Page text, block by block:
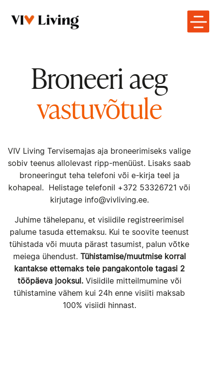
Broneeri aeg
vastuvõtule
VIV Living Tervisemajas aja broneerimiseks valige
sobiv teenus allolevast ripp-menüüst. Lisaks saab
broneeringut teha telefoni või e-kirja teel ja
kohapeal. Helistage telefonil +372 53326721 või
kirjutage info@vivliving.ee.
Juhime tähelepanu, et visiidile registreerimisel
palume tasuda ettemaksu. Kui te soovite teenust
tühistada või muuta pärast tasumist, palun võtke
meiega ühendust. Tühistamise/muutmise korral
kantakse ettemaks teie pangakontole tagasi 2
tööpäeva jooksul.Visiidile mitteilmumine või
tühistamine vähem kui 24h enne visiiti maksab
100% visiidi hinnast.